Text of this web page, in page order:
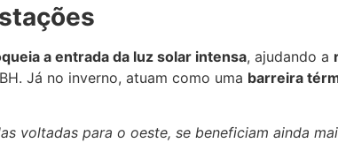
a entrada da luz solar intensa, ajudando a
Já no inverno, atuam como uma barreira
voltadas para o oeste, se beneficiam ainda